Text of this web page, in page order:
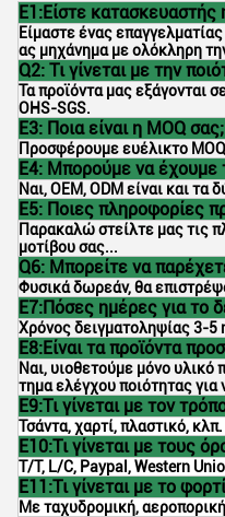
Ε1:Είστε κατασκευαστής
Είμαστε ένας
ας μηχάνημα με ολόκληρη
Q2: Τι γίνεται με την
Τα προϊόντα μας εξάγονται
OHS-SGS.
Ε3: Ποια είναι η MOQ σας;
Προσφέρουμε ευέλικτο
Ε4: Μπορούμε να έχουμε
Ναι, OEM, ODM είναι και τα
Ε5: Ποιες πληροφορίες
Παρακαλώ στείλτε μας τις
μοτίβου σας...
Q6: Μπορείτε να
Φυσικά δωρεάν, θα
Ε7:Πόσες ημέρες για το
Χρόνος δειγματοληψίας 3-
Ε8:Είναι τα προϊόντα
Ναι, υιοθετούμε μόνο υλικό
τημα ελέγχου ποιότητας
Ε9:Τι γίνεται με τον
Τσάντα, χαρτί, πλαστικό,
Ε10:Τι γίνεται με τους
T/T, L/C, Paypal, Western
Ε11:Τι γίνεται με το
Με ταχυδρομική,